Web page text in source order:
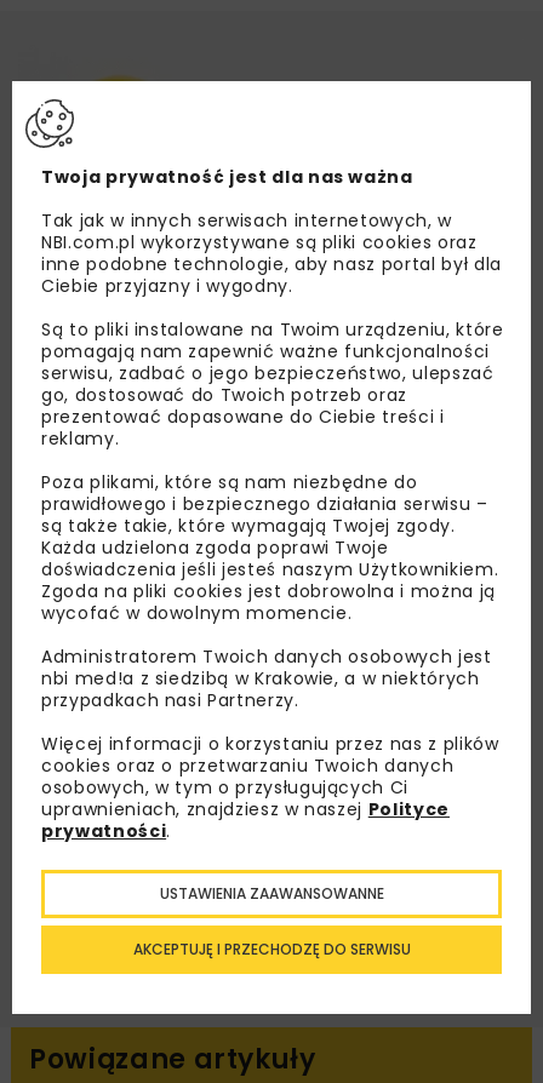
Lubisz wiedzieć więcej?
Zapisz się do newslettera aby otrzymywać od
nas najlepsze informacje branżowe,
zaproszenia na wydarzenia, atrakcyjne oferty i
dedykowane akcje specjalne.
Zapoznałam/em się zPolityką Prywatności
Regulaminemoraz wyrażam zgodę na otrzymywanie na
podany przeze mnie adres e-mail korespondencji
ZAPISZ MNIE
Powiązane artykuły
Twoja prywatność jest dla nas ważna
Tak jak w innych serwisach internetowych, w
NBI.com.pl wykorzystywane są pliki cookies oraz
inne podobne technologie, aby nasz portal był dla
Ciebie przyjazny i wygodny.
Są to pliki instalowane na Twoim urządzeniu, które
pomagają nam zapewnić ważne funkcjonalności
serwisu, zadbać o jego bezpieczeństwo, ulepszać
go, dostosować do Twoich potrzeb oraz
prezentować dopasowane do Ciebie treści i
reklamy.
Poza plikami, które są nam niezbędne do
prawidłowego i bezpiecznego działania serwisu –
są także takie, które wymagają Twojej zgody.
Każda udzielona zgoda poprawi Twoje
doświadczenia jeśli jesteś naszym Użytkownikiem.
Zgoda na pliki cookies jest dobrowolna i można ją
wycofać w dowolnym momencie.
Administratorem Twoich danych osobowych jest
nbi med!a z siedzibą w Krakowie, a w niektórych
przypadkach nasi Partnerzy.
Więcej informacji o korzystaniu przez nas z plików
cookies oraz o przetwarzaniu Twoich danych
osobowych, w tym o przysługujących Ci
uprawnieniach, znajdziesz w naszej Polityce
prywatności.
AKCEPTUJĘ I PRZECHODZĘ DO SERWISU
USTAWIENIA ZAAWANSOWANNE